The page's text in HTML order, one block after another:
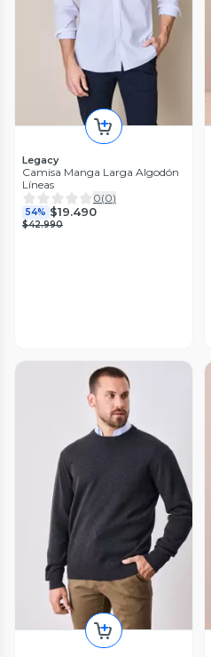
Legacy
Camisa Manga Larga Algodón
Líneas
0(0)
54% $19.490
$42.990